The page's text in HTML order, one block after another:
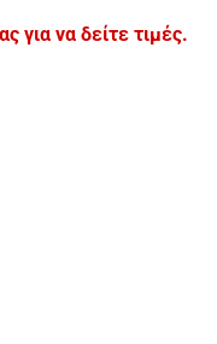
για να δείτε τιμές.